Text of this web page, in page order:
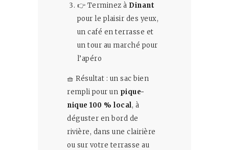
👉 Terminez à Dinant
pour le plaisir des yeux,
un café en terrasse et
un tour au marché pour
l’apéro
🧺 Résultat : un sac bien
rempli pour un pique-
nique 100 % local, à
déguster en bord de
rivière, dans une clairière
ou sur votre terrasse au